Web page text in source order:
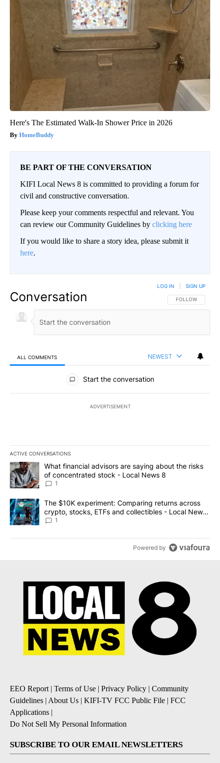
Here's The Estimated Walk-In Shower Price in 2026
HomeBuddy
BE PART OF THE CONVERSATION
KIFI Local News 8 is committed to providing a forum for
civil and constructive conversation.
Please keep your comments respectful and relevant. You
can review our Community Guidelines by clicking here
If you would like to share a story idea, please submit it
here.
Conversation FOLLOW THIS
FOLLOW
LOG IN SIGN UP
ALL COMMENTS NEWEST
All Comments
Start the conversation
ADVERTISEMENT
ACTIVE CONVERSATIONS
The following is a list of the most commented articles in the last
A trending article titled "What financial advisors are saying
What financial advisors are saying about the risks
of concentrated stock - Local News 8
1
A trending article titled "The $10K experiment: Comparing
The $10K experiment: Comparing returns across
crypto, stocks, ETFs and collectibles - Local News
8
1
Powered by
EEO Report| Terms of Use | Privacy Policy | Community
Guidelines | About Us | KIFI-TV FCC Public File | FCC
Applications |
Do Not Sell My Personal Information
SUBSCRIBE TO OUR EMAIL NEWSLETTERS